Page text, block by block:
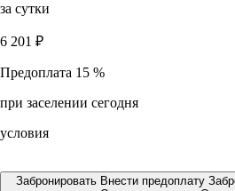
за сутки
6 201 ₽
Предоплата 15 %
при заселении сегодня
условия
Забронировать Внести предоплату